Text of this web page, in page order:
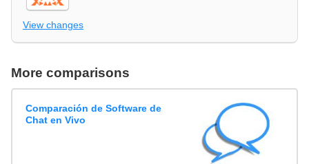
View changes
More comparisons
Comparación de Software de
Chat en Vivo